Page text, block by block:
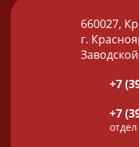
660027,
г.
+7
+7